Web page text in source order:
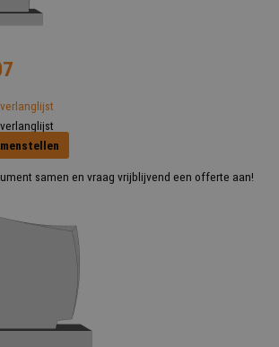
samen en vraag vrijblijvend een offerte aan!